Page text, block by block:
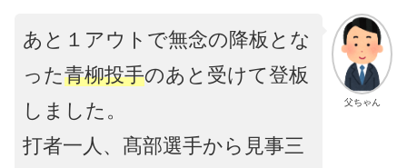
父ちゃん
あと１アウトで無念の降板とな
った青柳投手のあと受けて登板
しました。
打者一人、髙部選手から見事三